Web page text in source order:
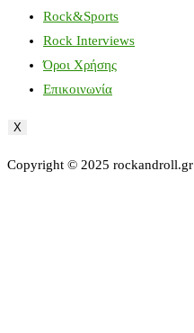
Rock&Sports
Rock Interviews
Όροι Χρήσης
Επικοινωνία
X
Copyright © 2025 rockandroll.gr